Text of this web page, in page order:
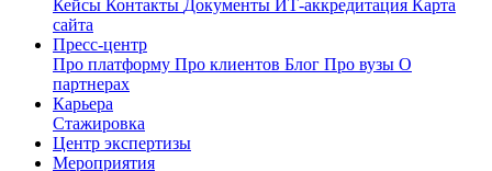
Кейсы Контакты Документы ИТ-аккредитация Карта
сайта
Пресс-центр
Про платформу Про клиентов Блог Про вузы О
партнерах
Карьера
Стажировка
Центр экспертизы
Мероприятия